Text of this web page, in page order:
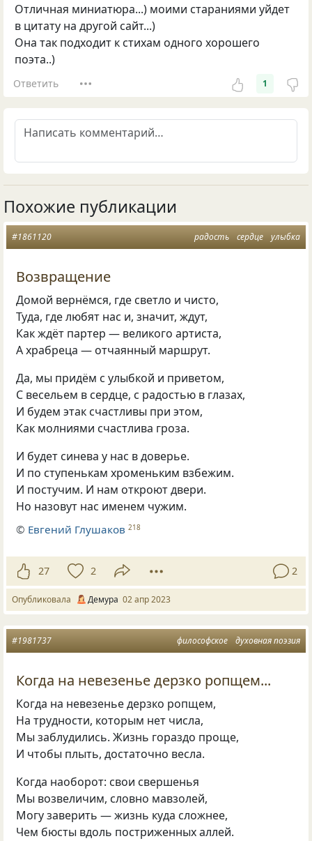
Отличная миниатюра...) моими стараниями уйдет
в цитату на другой сайт...)
Она так подходит к стихам одного хорошего
поэта..)
Ответить 1
Похожие публикации
радость сердце улыбка
#1861120
Возвращение
Домой вернёмся, где светло и чисто,
Туда, где любят нас и, значит, ждут,
Как ждёт партер — великого артиста,
А храбреца — отчаянный маршрут.
Да, мы придём с улыбкой и приветом,
С весельем в сердце, с радостью в глазах,
И будем этак счастливы при этом,
Как молниями счастлива гроза.
И будет синева у нас в доверье.
И по ступенькам хроменьким взбежим.
И постучим. И нам откроют двери.
Но назовут нас именем чужим.
© Евгений Глушаков 218
27 2 2
Опубликовала Демура 02 апр 2023
философское духовная поэзия
#1981737
Когда на невезенье дерзко ропщем...
Когда на невезенье дерзко ропщем,
На трудности, которым нет числа,
Мы заблудились. Жизнь гораздо проще,
И чтобы плыть, достаточно весла.
Когда наоборот: свои свершенья
Мы возвеличим, словно мавзолей,
Могу заверить — жизнь куда сложнее,
Чем бюсты вдоль постриженных аллей.